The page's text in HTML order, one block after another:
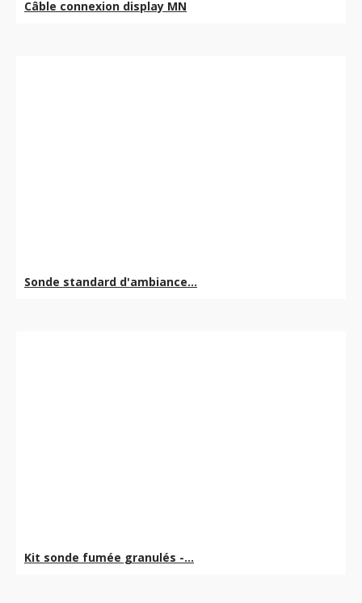
Câble connexion display MN
Sonde standard d'ambiance...
Kit sonde fumée granulés -...